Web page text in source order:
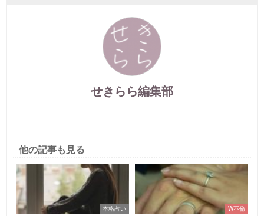
せきらら編集部
他の記事も見る
本格占い W不倫